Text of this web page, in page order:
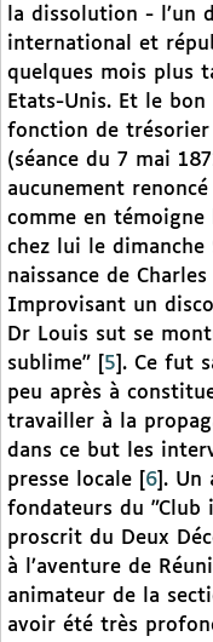
la dissolution - l’un
international et
quelques mois plus
Etats-Unis. Et le
fonction de trésorier
(séance du 7 mai
aucunement
comme en
chez lui le
naissance de
Improvisant un
Dr Louis sut se
sublime"
5 . Ce fut
peu après à
travailler à la
dans ce but les
presse locale
6 . Un
fondateurs du "Club
proscrit du Deux
à l’aventure de
animateur de la
avoir été très